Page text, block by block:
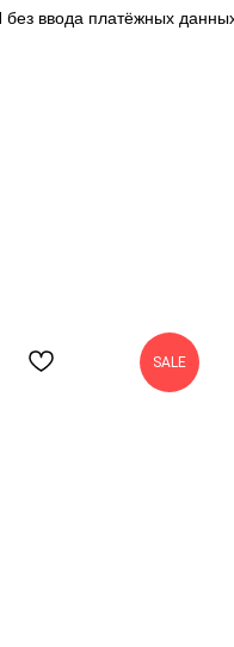
ввода платёжных
SALE